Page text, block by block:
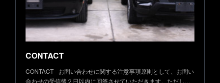
CONTACT
CONTACT - お問い合わせに関する注意事項原則として、お問い
合わせの受信後２日以内に回答させていただきます。ただし…